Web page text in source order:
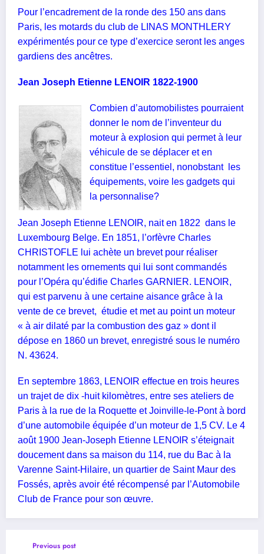
Pour l’encadrement de la ronde des 150 ans dans
Paris, les motards du club de LINAS MONTHLERY
expérimentés pour ce type d’exercice seront les anges
gardiens des ancêtres.
Jean Joseph Etienne LENOIR 1822-1900
Combien d’automobilistes pourraient
donner le nom de l’inventeur du
moteur à explosion qui permet à leur
véhicule de se déplacer et en
constitue l’essentiel, nonobstant
les
équipements, voire les gadgets qui
la personnalise?
Jean Joseph Etienne LENOIR, nait en 1822 dans le
Luxembourg Belge. En 1851, l’orfèvre Charles
CHRISTOFLE lui achète un brevet pour réaliser
notamment les ornements qui lui sont commandés
pour l’Opéra qu’édifie Charles GARNIER. LENOIR,
qui est parvenu à une certaine aisance grâce à la
vente de ce brevet, étudie et met au point un moteur
« à air dilaté par la combustion des gaz » dont il
dépose en 1860 un brevet, enregistré sous le numéro
N. 43624.
En septembre 1863, LENOIR effectue en trois heures
un trajet de dix -huit kilomètres, entre ses ateliers de
Paris à la rue de la Roquette et Joinville-le-Pont à bord
d’une automobile équipée d’un moteur de 1,5 CV. Le 4
août 1900 Jean-Joseph Etienne LENOIR s’éteignait
doucement dans sa maison du 114, rue du Bac à la
Varenne Saint-Hilaire, un quartier de Saint Maur des
Fossés, après avoir été récompensé par l’Automobile
Club de France pour son œuvre.
Previous post